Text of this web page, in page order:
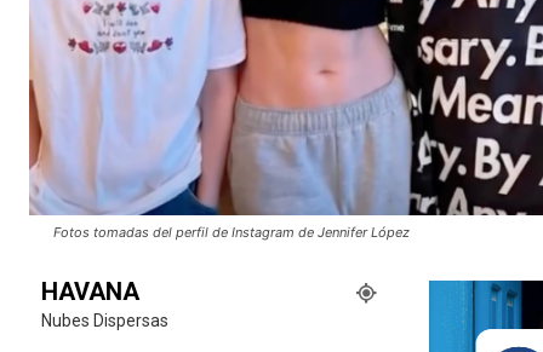
Fotos tomadas del perfil de Instagram de Jennifer López
HAVANA
Nubes Dispersas